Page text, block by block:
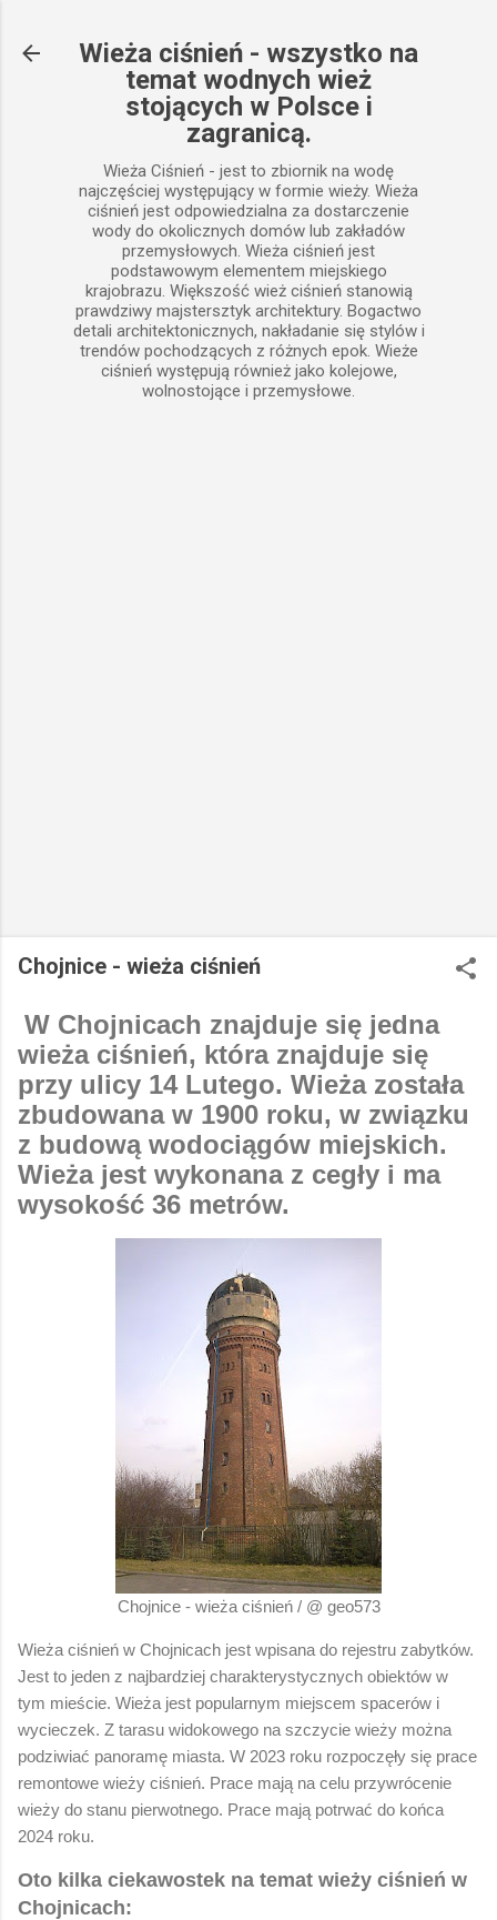
Wieża ciśnień - wszystko na
temat wodnych wież
stojących w Polsce i
zagranicą.
Wieża Ciśnień - jest to zbiornik na wodę
najczęściej występujący w formie wieży. Wieża
ciśnień jest odpowiedzialna za dostarczenie
wody do okolicznych domów lub zakładów
przemysłowych. Wieża ciśnień jest
podstawowym elementem miejskiego
krajobrazu. Większość wież ciśnień stanowią
prawdziwy majstersztyk architektury. Bogactwo
detali architektonicznych, nakładanie się stylów i
trendów pochodzących z różnych epok. Wieże
ciśnień występują również jako kolejowe,
wolnostojące i przemysłowe.
Chojnice - wieża ciśnień
W Chojnicach znajduje się jedna
wieża ciśnień, która znajduje się
przy ulicy 14 Lutego. Wieża została
zbudowana w 1900 roku, w związku
z budową wodociągów miejskich.
Wieża jest wykonana z cegły i ma
wysokość 36 metrów.
Chojnice - wieża ciśnień / @ geo573
Wieża ciśnień w Chojnicach jest wpisana do rejestru zabytków.
Jest to jeden z najbardziej charakterystycznych obiektów w
tym mieście. Wieża jest popularnym miejscem spacerów i
wycieczek. Z tarasu widokowego na szczycie wieży można
podziwiać panoramę miasta. W 2023 roku rozpoczęły się prace
remontowe wieży ciśnień. Prace mają na celu przywrócenie
wieży do stanu pierwotnego. Prace mają potrwać do końca
2024 roku.
Oto kilka ciekawostek na temat wieży ciśnień w
Chojnicach: